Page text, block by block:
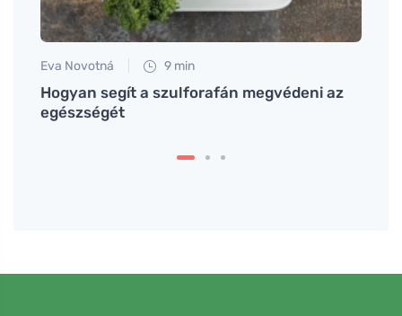
Eva Novotná 9 min
Hogyan segít a szulforafán megvédeni az
egészségét